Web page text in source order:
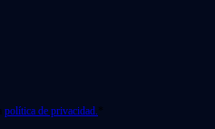
política de privacidad. *